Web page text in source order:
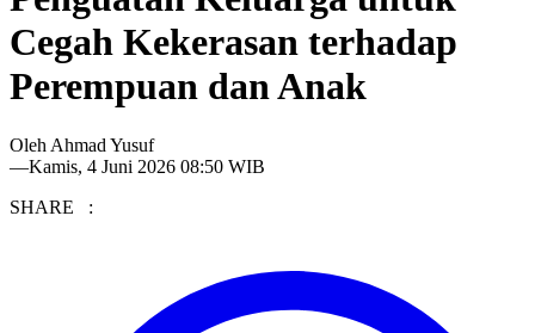
Cegah Kekerasan terhadap
Perempuan dan Anak
Oleh Ahmad Yusuf
—Kamis, 4 Juni 2026 08:50 WIB
SHARE :